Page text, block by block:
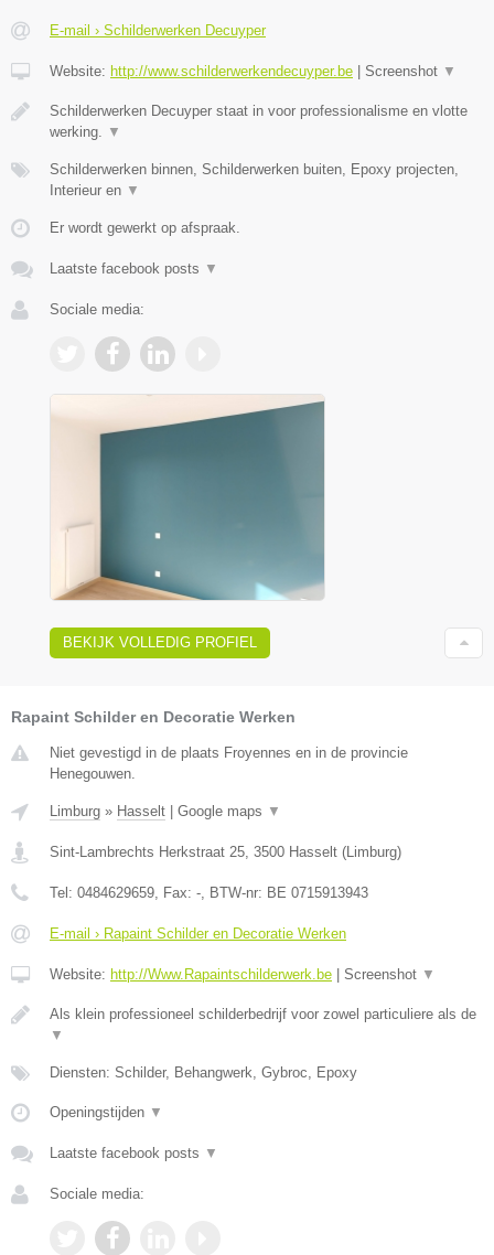
E-mail › Schilderwerken Decuyper
Website: http://www.schilderwerkendecuyper.be Screenshot ▼
Schilderwerken Decuyper staat in voor professionalisme en vlotte
werking. ▼
Schilderwerken binnen, Schilderwerken buiten, Epoxy projecten,
Interieur en ▼
Er wordt gewerkt op afspraak.
Laatste facebook posts ▼
Sociale media:
BEKIJK VOLLEDIG PROFIEL
Rapaint Schilder en Decoratie Werken
Niet gevestigd in de plaats Froyennes en in de provincie
Henegouwen.
Limburg » Hasselt | Google maps ▼
Sint-Lambrechts Herkstraat 25 3500 Hasselt (Limburg)
Tel: 0484629659 , Fax: - , BTW-nr: BE 0715913943
E-mail › Rapaint Schilder en Decoratie Werken
Website: http://Www.Rapaintschilderwerk.be | Screenshot ▼
Als klein professioneel schilderbedrijf voor zowel particuliere als de
▼
Diensten: Schilder, Behangwerk, Gybroc, Epoxy
Openingstijden ▼
Laatste facebook posts ▼
Sociale media: